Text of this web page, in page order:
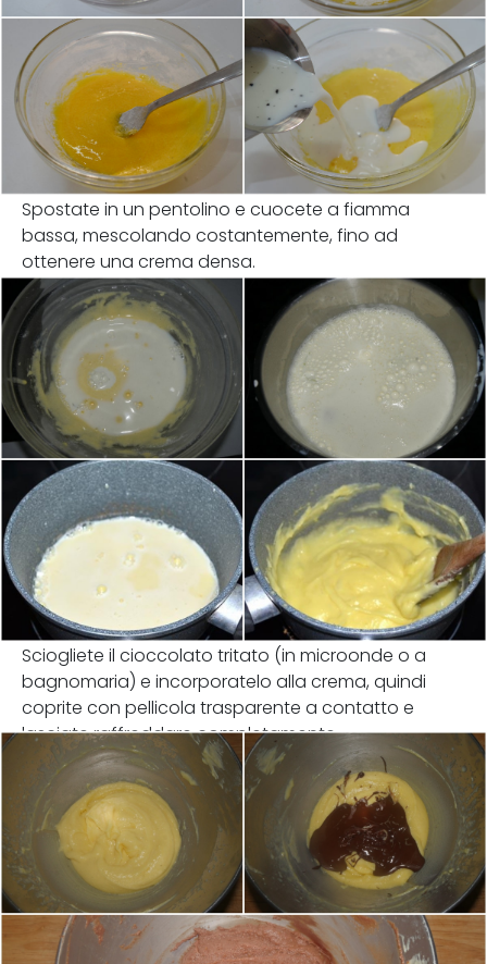
Spostate in un pentolino e cuocete a fiamma
bassa, mescolando costantemente, fino ad
ottenere una crema densa.
Sciogliete il cioccolato tritato (in microonde o a
bagnomaria) e incorporatelo alla crema, quindi
coprite con pellicola trasparente a contatto e
lasciate raffreddare completamente.